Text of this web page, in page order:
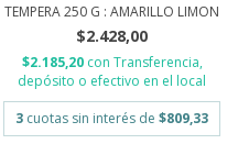
TEMPERA 250 G : AMARILLO LIMON
$2.428,00
$2.185,20 con Transferencia,
depósito o efectivo en el local
3 cuotas sin interés de $809,33